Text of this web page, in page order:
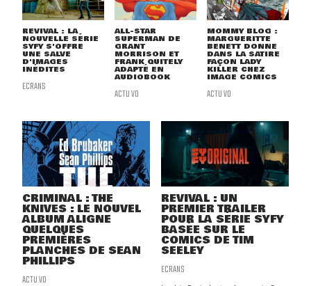
REVIVAL : LA
NOUVELLE SÉRIE
SYFY S'OFFRE
UNE SALVE
D'IMAGES
INÉDITES
ECRANS
ALL-STAR
SUPERMAN DE
GRANT
MORRISON ET
FRANK QUITELY
ADAPTÉ EN
AUDIOBOOK
ACTU VO
MOMMY BLOG :
MARGUERITTE
BENETT DONNE
DANS LA SATIRE
FAÇON LADY
KILLER CHEZ
IMAGE COMICS
ACTU VO
CRIMINAL : THE
KNIVES : LE NOUVEL
ALBUM ALIGNE
QUELQUES
PREMIÈRES
PLANCHES DE SEAN
PHILLIPS
ACTU VO
REVIVAL : UN
PREMIER TRAILER
POUR LA SÉRIE SYFY
BASÉE SUR LE
COMICS DE TIM
SEELEY
ECRANS